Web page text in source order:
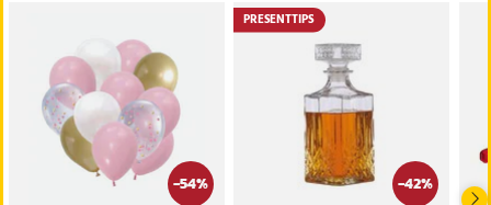
-54% -42%
PRESENTTIPS